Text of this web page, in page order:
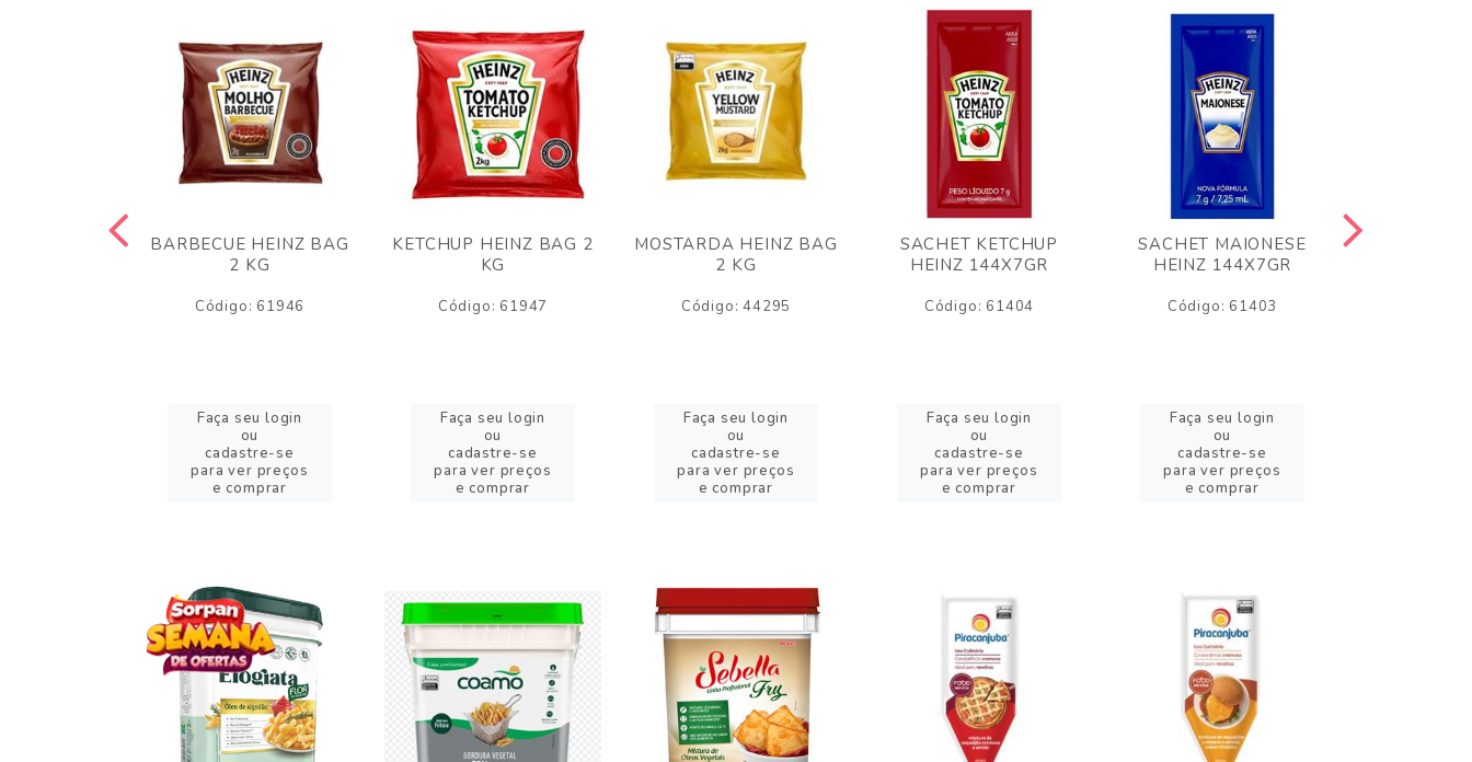
BARBECUE HEINZ BAG
2 KG
Código: 61946
Faça seu login
ou
cadastre-se
para ver preços
e comprar
KETCHUP HEINZ BAG 2
KG
Código: 61947
Faça seu login
ou
cadastre-se
para ver preços
e comprar
MOSTARDA HEINZ BAG
2 KG
Código: 44295
Faça seu login
ou
cadastre-se
para ver preços
e comprar
SACHET KETCHUP
HEINZ 144X7GR
Código: 61404
Faça seu login
ou
cadastre-se
para ver preços
e comprar
SACHET MAIONESE
HEINZ 144X7GR
Código: 61403
Faça seu login
ou
cadastre-se
para ver preços
e comprar